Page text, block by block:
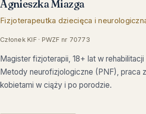
Agnieszka Miazga
Fizjoterapeutka dziecięca i
Członek KIF · PWZF nr 70773
Magister fizjoterapii, 18+ lat w
Metody neurofizjologiczne (PNF), praca
kobietami w ciąży i po porodzie.